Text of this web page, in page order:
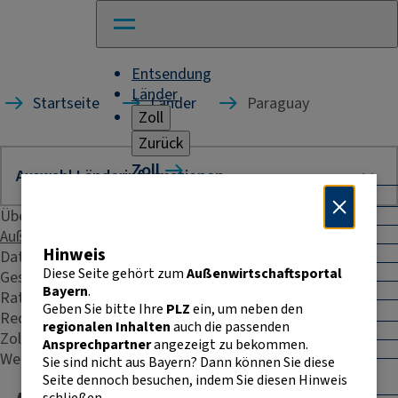
Entsendung
Länder
Zoll
Zurück
Zoll
Warenverkehr mit Drittländern
Warenursprung und Präferenzen
Warenverkehr innerhalb der EU
Allgemeines
Intrahandelsstatistik
Umsatzsteuer-
Identifikationsnummer
Startseite Länder Paraguay
Übersicht
Außenhandelsstatistik
Daten & Fakten
Geschäftspraxis
Rating
Recht & Steuern
Zoll
Weitere Kontakte
Hinweis
Diese Seite gehört zumAußenwirtschaftsportal
Bayern.
Geben Sie bitte Ihre PLZein, um neben den
regionalen Inhaltenauch die passenden
Ansprechpartnerangezeigt zu bekommen.
Sie sind nicht aus Bayern? Dann können Sie diese
Seite dennoch besuchen, indem Sie diesen Hinweis